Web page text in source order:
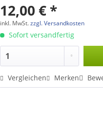
12,00 € *
inkl. MwSt.zzgl. Versandkosten
Sofort versandfertig
Vergleichen Merken